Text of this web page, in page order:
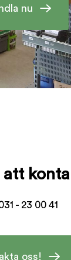
nu
- 23 00 41
oss!